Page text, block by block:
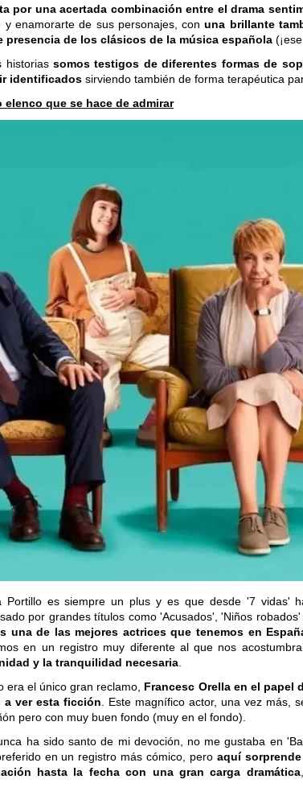
por una acertada combinación entre el drama
y enamorarte de sus personajes, conuna brillante
presencia de los clásicos de la música española
historiassomos testigos de diferentes formas de
identificados sirviendo también de forma terapéutica
elenco que se hace de admirar
Portillo es siempre un plus y es que desde '7 vidas'
por grandes títulos como 'Acusados', 'Niños
una de las mejores actrices que tenemos en
en un registro muy diferente al que nos
y la tranquilidad necesaria
era el único gran reclamo, Francesc Orella en el papel
a ver esta ficción . Este magnífico actor, una vez más,
pero con muy buen fondo (muy en el fondo).
ha sido santo de mi devoción, no me gustaba en
en un registro más cómico, pero aquí
hasta la fecha con una gran carga dramática